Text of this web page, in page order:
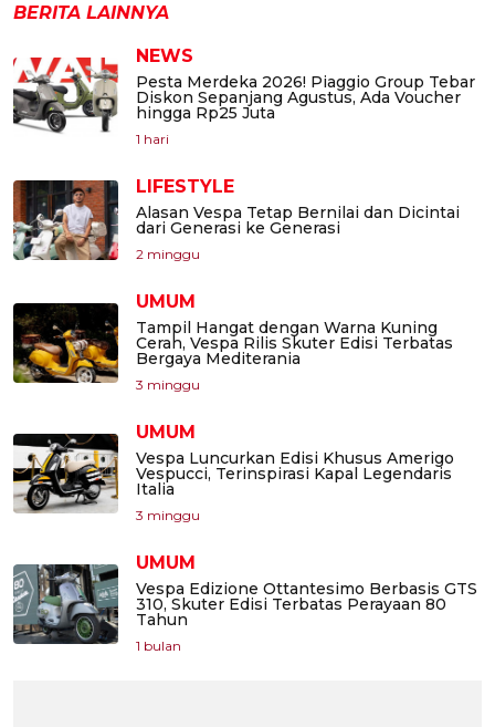
BERITA LAINNYA
NEWS
Pesta Merdeka 2026! Piaggio Group Tebar
Diskon Sepanjang Agustus, Ada Voucher
hingga Rp25 Juta
1 hari
LIFESTYLE
Alasan Vespa Tetap Bernilai dan Dicintai
dari Generasi ke Generasi
2 minggu
UMUM
Tampil Hangat dengan Warna Kuning
Cerah, Vespa Rilis Skuter Edisi Terbatas
Bergaya Mediterania
3 minggu
UMUM
Vespa Luncurkan Edisi Khusus Amerigo
Vespucci, Terinspirasi Kapal Legendaris
Italia
3 minggu
UMUM
Vespa Edizione Ottantesimo Berbasis GTS
310, Skuter Edisi Terbatas Perayaan 80
Tahun
1 bulan